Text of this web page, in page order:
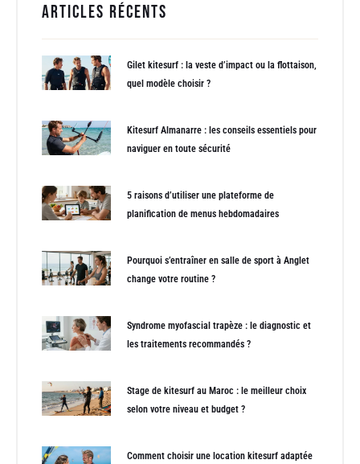
Articles récents
Gilet kitesurf : la veste d’impact ou la flottaison,
quel modèle choisir ?
Kitesurf Almanarre : les conseils essentiels pour
naviguer en toute sécurité
5 raisons d’utiliser une plateforme de
planification de menus hebdomadaires
Pourquoi s’entraîner en salle de sport à Anglet
change votre routine ?
Syndrome myofascial trapèze : le diagnostic et
les traitements recommandés ?
Stage de kitesurf au Maroc : le meilleur choix
selon votre niveau et budget ?
Comment choisir une location kitesurf adaptée